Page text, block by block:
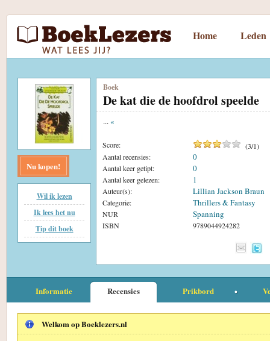
Home Leden
Nu kopen!
Wil ik lezen
Ik lees het nu
Tip dit boek
Boek
De kat die de hoofdrol speelde
... «
Score: (3/1)
Aantal recensies:
0
Aantal keer getipt: 0
Aantal keer gelezen: 1
Auteur(s): Lillian Jackson Braun
Categorie: Thrillers & Fantasy
NUR Spanning
ISBN 9789044924282
Informatie Recensies Prikbord
Welkom op Boeklezers.nl